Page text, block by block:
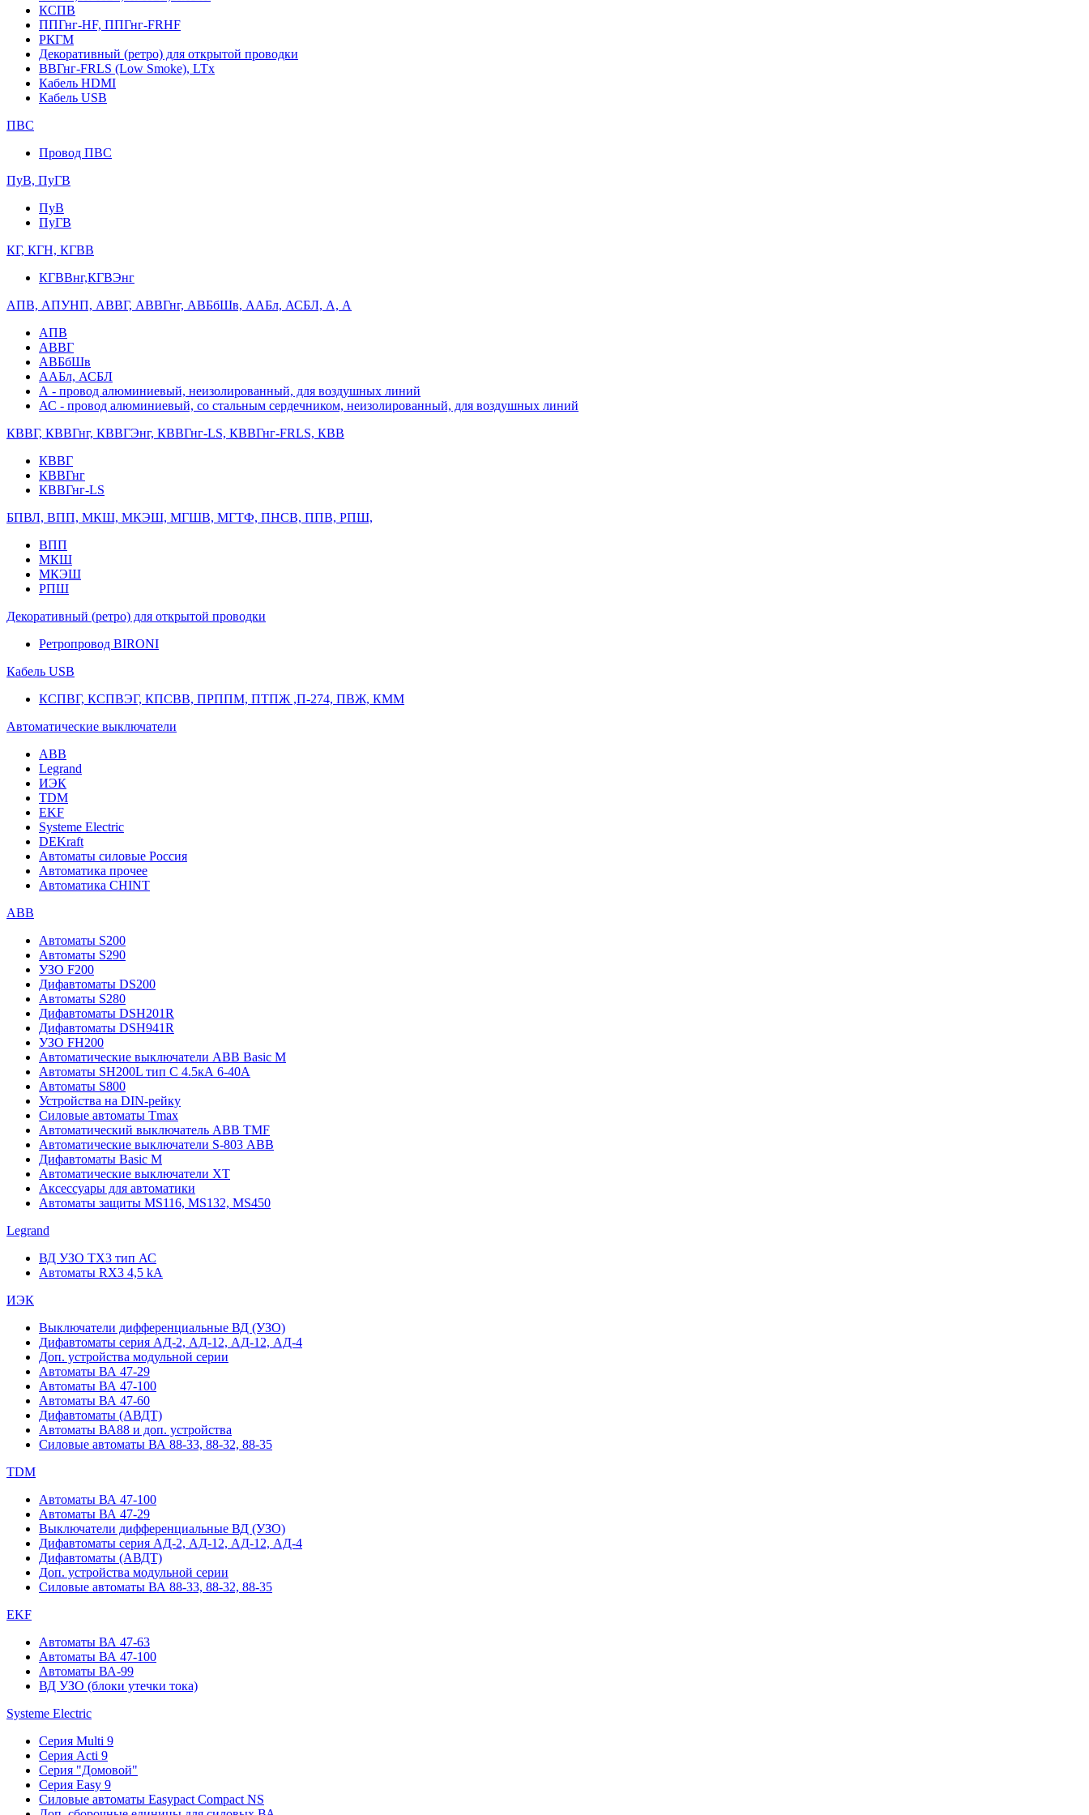
КСПВ
ППГнг-HF, ППГнг-FRHF
РКГМ
Декоративный (ретро) для открытой проводки
ВВГнг-FRLS (Low Smoke), LTx
Кабель HDMI
Кабель USB
ПВС
Провод ПВС
ПуВ, ПуГВ
ПуВ
ПуГВ
КГ, КГН, КГВВ
КГВВнг,КГВЭнг
АПВ, АПУНП, АВВГ, АВВГнг, АВБбШв, ААБл, АСБЛ, А, А
АПВ
АВВГ
АВБбШв
ААБл, АСБЛ
А - провод алюминиевый, неизолированный, для воздушных линий
АС - провод алюминиевый, со стальным сердечником, неизолированный, для воздушных линий
КВВГ, КВВГнг, КВВГЭнг, КВВГнг-LS, КВВГнг-FRLS, КВВ
КВВГ
КВВГнг
КВВГнг-LS
БПВЛ, ВПП, МКШ, МКЭШ, МГШВ, МГТФ, ПНСВ, ППВ, РПШ,
ВПП
МКШ
МКЭШ
РПШ
Декоративный (ретро) для открытой проводки
Ретропровод BIRONI
Кабель USB
КСПВГ, КСПВЭГ, КПСВВ, ПРППМ, ПТПЖ ,П-274, ПВЖ, КММ
Автоматические выключатели
ABB
Legrand
ИЭК
TDM
EKF
Systeme Electric
DEKraft
Автоматы силовые Россия
Автоматика прочее
Автоматика CHINT
ABB
Автоматы S200
Автоматы S290
УЗО F200
Дифавтоматы DS200
Автоматы S280
Дифавтоматы DSH201R
Дифавтоматы DSH941R
УЗО FH200
Автоматические выключатели ABB Basic M
Автоматы SH200L тип С 4.5кА 6-40А
Автоматы S800
Устройства на DIN-рейку
Силовые автоматы Tmax
Автоматический выключатель ABB TMF
Автоматические выключатели S-803 АВВ
Дифавтоматы Basic M
Автоматические выключатели XT
Аксессуары для автоматики
Автоматы защиты MS116, MS132, MS450
Legrand
ВД УЗО TX3 тип АС
Автоматы RX3 4,5 kA
ИЭК
Выключатели дифференциальные ВД (УЗО)
Дифавтоматы серия АД-2, АД-12, АД-12, АД-4
Доп. устройства модульной серии
Автоматы ВА 47-29
Автоматы ВА 47-100
Автоматы ВА 47-60
Дифавтоматы (АВДТ)
Автоматы ВА88 и доп. устройства
Силовые автоматы ВА 88-33, 88-32, 88-35
TDM
Автоматы ВА 47-100
Автоматы ВА 47-29
Выключатели дифференциальные ВД (УЗО)
Дифавтоматы серия АД-2, АД-12, АД-12, АД-4
Дифавтоматы (АВДТ)
Доп. устройства модульной серии
Силовые автоматы ВА 88-33, 88-32, 88-35
EKF
Автоматы ВА 47-63
Автоматы ВА 47-100
Автоматы ВА-99
ВД УЗО (блоки утечки тока)
Systeme Electric
Серия Multi 9
Серия Acti 9
Серия "Домовой"
Серия Easy 9
Силовые автоматы Easypact Compact NS